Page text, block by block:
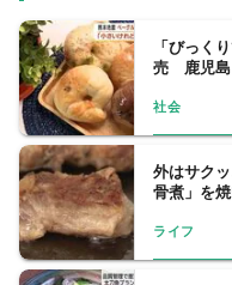
「びっく
売 鹿児
社会
外はサク
骨煮」を
ライフ